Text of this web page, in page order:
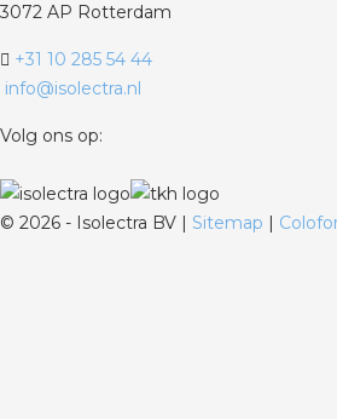
3072 AP Rotterdam
+31 10 285 54 44
info@isolectra.nl
Volg ons op:
© 2026 - Isolectra BV | Sitemap |